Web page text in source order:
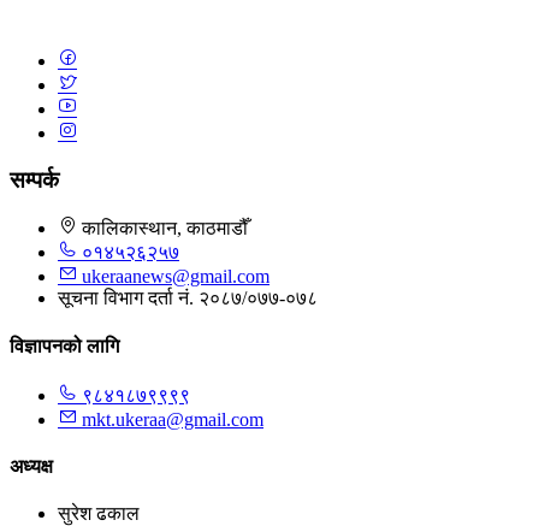
सम्पर्क
कालिकास्थान, काठमाडौँ
०१४५२६२५७
ukeraanews@gmail.com
सूचना विभाग दर्ता नं. २०८७/०७७-०७८
विज्ञापनको लागि
९८४१८७९९९९
mkt.ukeraa@gmail.com
अध्यक्ष
सुरेश ढकाल